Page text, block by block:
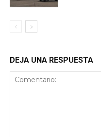
DEJA UNA RESPUESTA